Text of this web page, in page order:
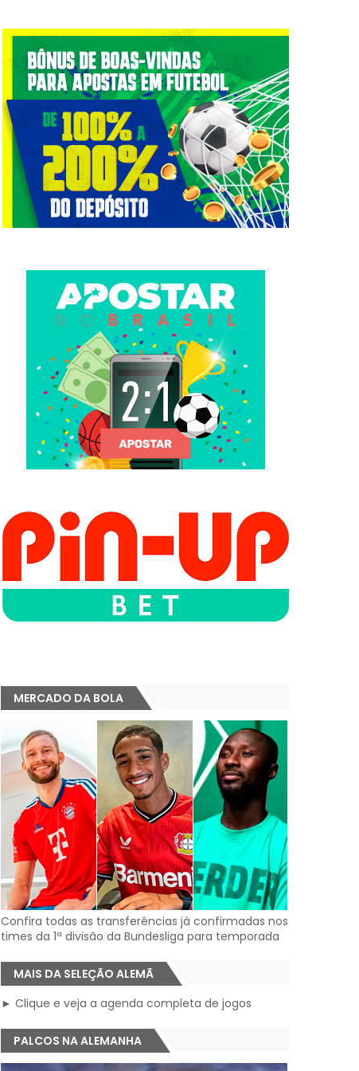
MERCADO DA BOLA
Confira todas as transferências já confirmadas nos
times da 1ª divisão da Bundesliga para temporada
MAIS DA SELEÇÃO ALEMÃ
► Clique e veja a agenda completa de jogos
PALCOS NA ALEMANHA